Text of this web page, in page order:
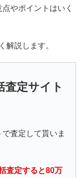
やポイントはいく
解説します。
査定サイト
査定して貰いま
査定すると80万